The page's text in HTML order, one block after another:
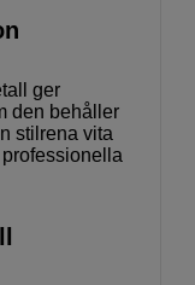
ger
den behåller
stilrena vita